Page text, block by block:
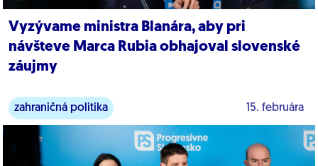
Vyzývame ministra Blanára, aby pri
návšteve Marca Rubia obhajoval slovenské
záujmy
zahraničná politika 15. februára